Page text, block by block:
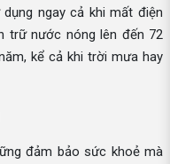
ngay cả khi mất điện
trữ nước nóng lên đến 72
kể cả khi trời mưa hay
đảm bảo sức khoẻ mà